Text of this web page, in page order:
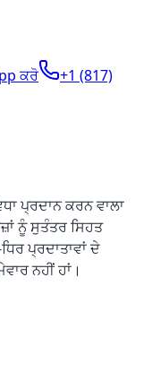
ਕਰੋ
+1 (817)
ਪ੍ਰਦਾਨ ਕਰਨ ਵਾਲਾ
ਨੂੰ ਸੁਤੰਤਰ ਸਿਹਤ
ਪ੍ਰਦਾਤਾਵਾਂ ਦੇ
ਨਹੀਂ ਹਾਂ।